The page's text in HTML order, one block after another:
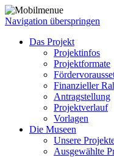
Navigation überspringen
Das Projekt
Projektinfos
Projektformate
Finanzieller
Antragstellung
Projektverlauf
Vorlagen
Die Museen
Unsere
Ausgewählte